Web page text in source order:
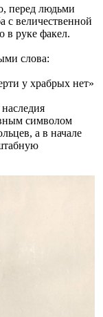
перед людьми
с величественной
руке факел.
слова:
у храбрых нет»
символом
а в начале